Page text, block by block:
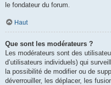
le fondateur du forum.
Haut
Que sont les modérateurs ?
Les modérateurs sont des
d’utilisateurs individuels) qui
la possibilité de modifier ou de
déverrouiller, les déplacer, les